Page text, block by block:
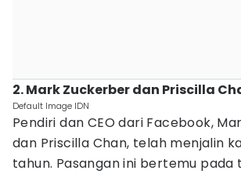
2. Mark Zuckerber dan Priscilla
Default Image IDN
Pendiri dan CEO dari Facebook,
dan Priscilla Chan, telah menjalin
tahun. Pasangan ini bertemu pada